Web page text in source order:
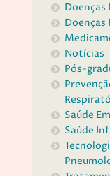
Doenças
Doenças
Notícias
Pós-
Saúde
Saúde